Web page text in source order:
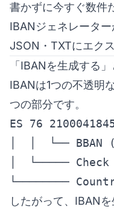
書かずに今すぐ数件
IBANジェネレーター
JSON・TXTにエク
「IBANを生成する
IBANは1つの不透明
つの部分です。
ES 76
│  │  └──
│  └─────
└────────
したがって、IBAN